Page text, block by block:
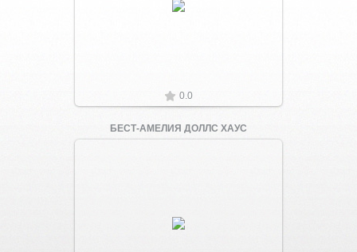
0.0
БЕСТ-АМЕЛИЯ ДОЛЛС ХАУС
Увеличить